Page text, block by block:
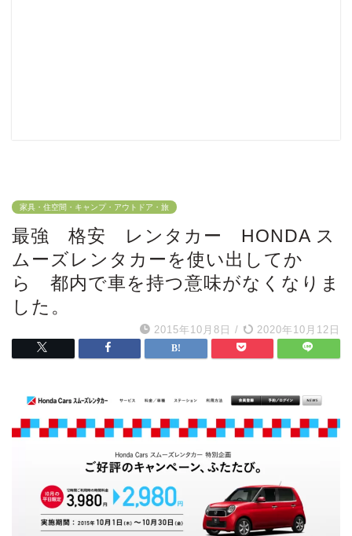
家具・住空間・キャンプ・アウトドア・旅
最強 格安 レンタカー HONDA ス
ムーズレンタカーを使い出してか
ら 都内で車を持つ意味がなくなりま
した。
2015年10月8日 / 2020年10月12日